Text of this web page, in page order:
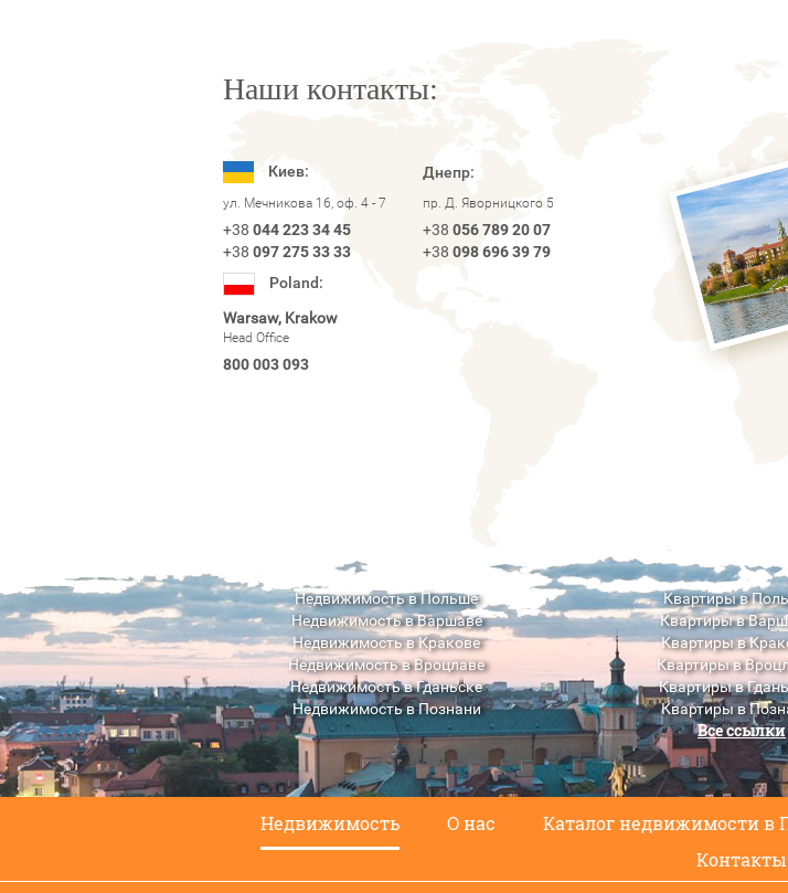
Наши контакты:
Киев:
ул. Мечникова 16, оф. 4 - 7
+38 044 223 34 45
+38 097 275 33 33
Днепр:
пр. Д. Яворницкого 5
+38 056 789 20 07
+38 098 696 39 79
Poland:
Warsaw, Krakow
Head Office
800 003 093
Недвижимость в Польше
Недвижимость в Варшаве
Недвижимость в Кракове
Недвижимость в Вроцлаве
Недвижимость в Гданьске
Недвижимость в Познани
Недвижимость в Люблине
Квартиры в
Квартиры в
Квартиры в
Квартиры в
Квартиры в
Квартиры в
Квартиры в
Все ссылки
Недвижимость О нас Каталог недвижимости в
Контакты